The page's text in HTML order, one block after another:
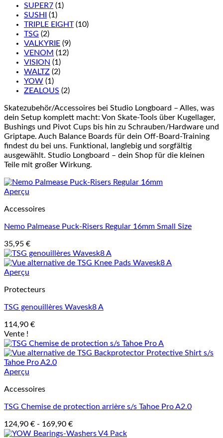
SUPER7 (1)
SUSHI
(1)
TRIPLE EIGHT (10)
TSG (2)
VALKYRIE (9)
VENOM (12)
VISION (1)
WALTZ (2)
YOW (1)
ZEALOUS (2)
Skatezubehör/Accessoires bei Studio Longboard – Alles, was
dein Setup komplett macht: Von Skate-Tools über Kugellager,
Bushings und Pivot Cups bis hin zu Schrauben/Hardware und
Griptape. Auch Balance Boards für dein Off-Board-Training
findest du bei uns. Funktional, langlebig und sorgfältig
ausgewählt. Studio Longboard – dein Shop für die kleinen
Teile mit großer Wirkung.
Aperçu
Accessoires
Nemo Palmease Puck-Risers Regular 16mm Small Size
35,95 €
Aperçu
Protecteurs
TSG genouillères Wavesk8 A
114,90 €
Vente !
Aperçu
Accessoires
TSG Chemise de protection arrière s/s Tahoe Pro A2.0
124,90 € - 169,90 €